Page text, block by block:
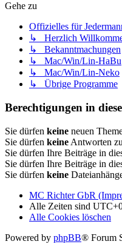
Gehe zu
Offizielles für
↳ Herzlich
↳ Bekanntmachungen
↳ Mac/Win/Lin-HaBu
↳ Mac/Win/Lin-Neko
↳ Übrige Programme
Berechtigungen in
Sie dürfen keine neuen
Sie dürfen keine Antworten
Sie dürfen Ihre Beiträge in
Sie dürfen Ihre Beiträge in
Sie dürfen keine
MC Richter GbR
Alle Zeiten sind
Alle Cookies löschen
Powered by phpBB® Forum